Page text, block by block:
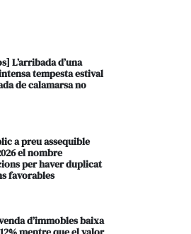
L’arribada d’una
tempesta estival
de calamarsa no
a preu assequible
el nombre
per haver duplicat
favorables
d’immobles baixa